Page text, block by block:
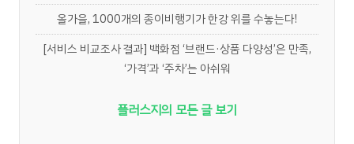
올가을, 1000개의 종이비행기가 한강 위를 수놓는다!
[서비스 비교조사 결과] 백화점 ‘브랜드·상품 다양성’은 만족,
‘가격’과 ‘주차’는 아쉬워
플러스지의 모든 글 보기